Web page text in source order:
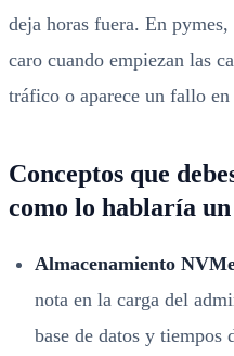
deja horas fuera. En
caro cuando empiezan las
tráfico o aparece un fallo
Conceptos que
como lo hablaría
Almacenamiento
nota en la carga del
base de datos y tiempos